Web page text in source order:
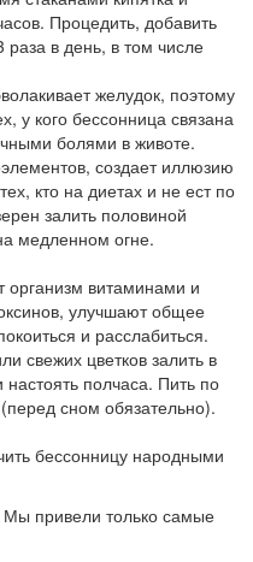
Процедить, добавить
раза в день, в том числе
желудок, поэтому
у кого бессонница связана
болями в животе.
создает иллюзию
кто на диетах и не ест по
залить половиной
медленном огне.
организм витаминами и
улучшают общее
и расслабиться.
свежих цветков залить в
полчаса. Пить по
сном обязательно).
привели только самые